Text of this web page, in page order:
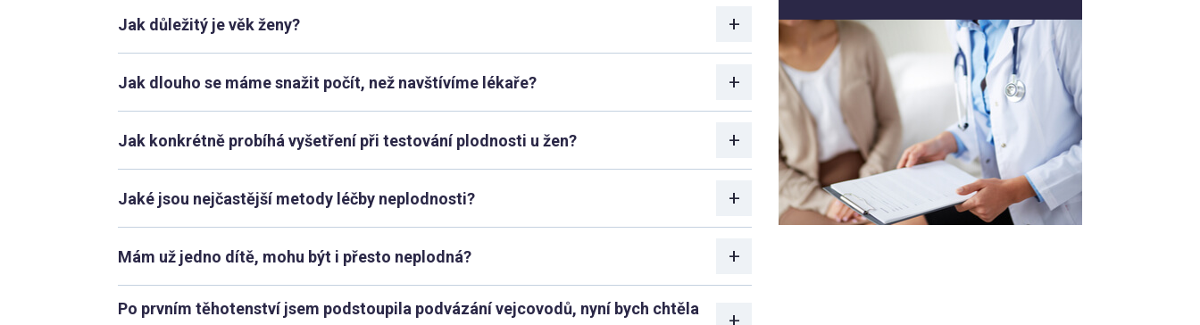
Jak důležitý je věk ženy?
Jak dlouho se máme snažit počít, než navštívíme lékaře?
Jak konkrétně probíhá vyšetření při testování plodnosti u žen?
Jaké jsou nejčastější metody léčby neplodnosti?
Mám už jedno dítě, mohu být i přesto neplodná?
Po prvním těhotenství jsem podstoupila podvázání vejcovodů, nyní bych chtěla